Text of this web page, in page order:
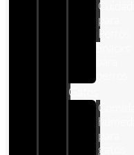
Cuidado
para
Perros
Gatos
Comida
humeda
para
gatos